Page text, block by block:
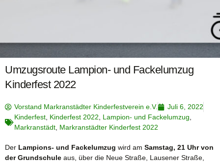
Umzugsroute Lampion- und Fackelumzug
Kinderfest 2022
Vorstand Markranstädter Kinderfestverein e.V.
Juli 6, 2022
Kinderfest Kinderfest 2022 Lampion- und Fackelumzug
Markranstädt Markranstädter Kinderfest 2022
Der Lampions- und Fackelumzug wird am Samstag, 21 Uhr von
der Grundschule aus, über die Neue Straße, Lausener Straße,